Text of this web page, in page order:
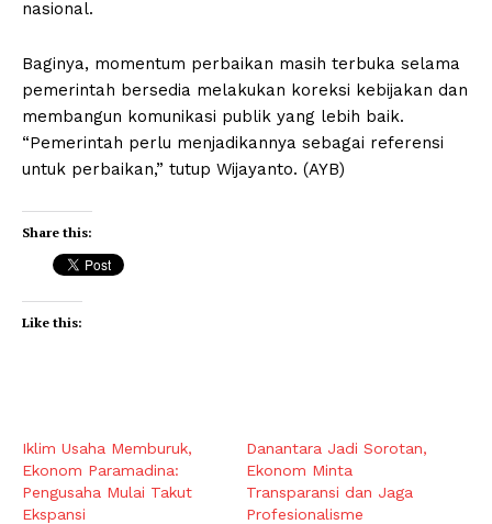
nasional.
Baginya, momentum perbaikan masih terbuka selama
pemerintah bersedia melakukan koreksi kebijakan dan
membangun komunikasi publik yang lebih baik.
“Pemerintah perlu menjadikannya sebagai referensi
untuk perbaikan,” tutup Wijayanto. (AYB)
Share this:
Like this:
Iklim Usaha Memburuk,
Ekonom Paramadina:
Pengusaha Mulai Takut
Ekspansi
Danantara Jadi Sorotan,
Ekonom Minta
Transparansi dan Jaga
Profesionalisme